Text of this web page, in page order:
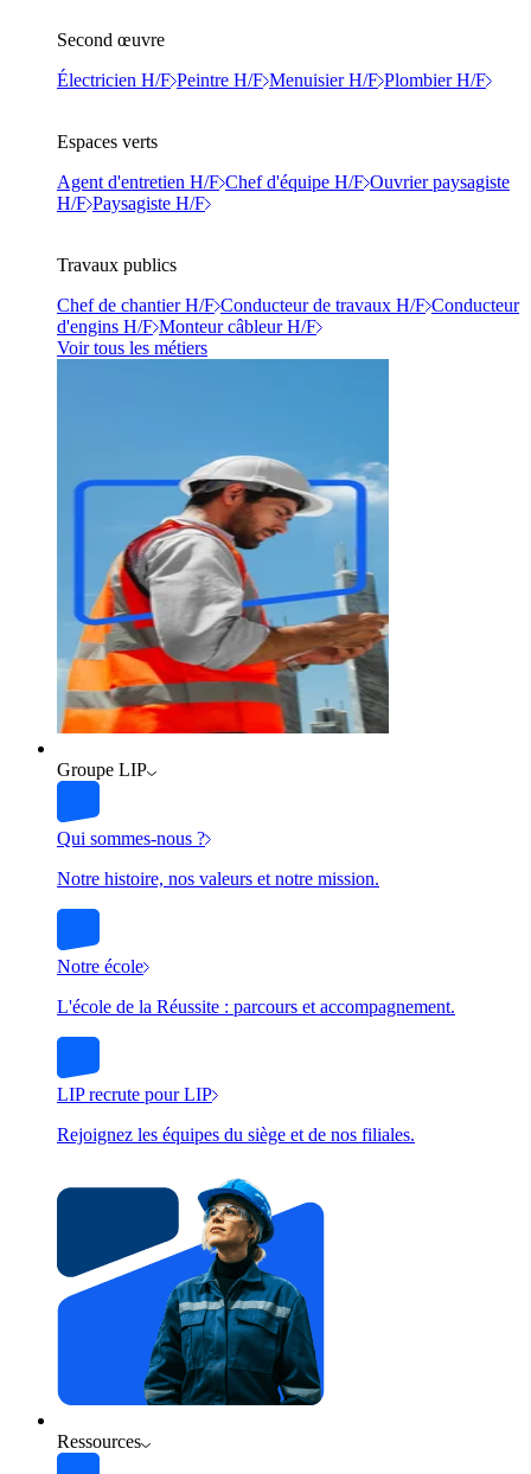
Second œuvre
Électricien H/F Peintre H/F Menuisier H/F Plombier H/F
Espaces verts
Agent d'entretien H/F Chef d'équipe H/F Ouvrier paysagiste
H/F Paysagiste H/F
Travaux publics
Chef de chantier H/F Conducteur de travaux H/F Conducteur
d'engins H/F Monteur câbleur H/F
Voir tous les métiers
Groupe LIP
Qui sommes-nous ?
Notre histoire, nos valeurs et notre mission.
Notre école
L'école de la Réussite : parcours et accompagnement.
LIP recrute pour LIP
Rejoignez les équipes du siège et de nos filiales.
Ressources